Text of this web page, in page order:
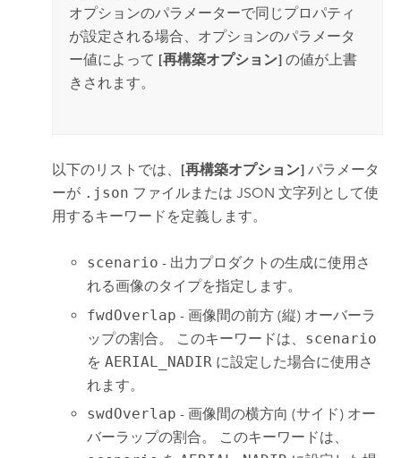
オプションのパラメーターで同じプロパティ
が設定される場合、オプションのパラメータ
ー値によって [再構築オプション]の値が上書
きされます。
以下のリストでは、 [再構築オプション] パラメータ
ーが .json ファイルまたは JSON 文字列として使
用するキーワードを定義します。
scenario - 出力プロダクトの生成に使用さ
れる画像のタイプを指定します。
fwdOverlap - 画像間の前方 (縦) オーバーラ
ップの割合。 このキーワードは、 scenario
をAERIAL_NADIR に設定した場合に使用さ
れます。
swdOverlap - 画像間の横方向 (サイド) オー
バーラップの割合。 このキーワードは、